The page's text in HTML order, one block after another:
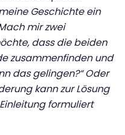
Geschichte ein
mir zwei
dass die beiden
zusammenfinden und
das gelingen?“ Oder
kann zur Lösung
formuliert